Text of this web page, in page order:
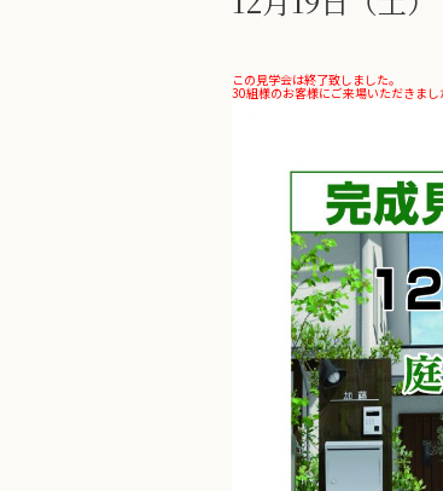
この見学会は終了致しました。
30組様のお客様にご来場いただきまし